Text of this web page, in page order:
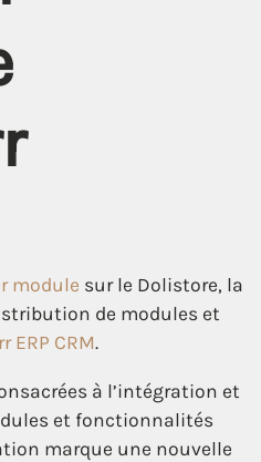
module sur le Dolistore, la
de modules et
ERP CRM.
à l’intégration et
et fonctionnalités
marque une nouvelle